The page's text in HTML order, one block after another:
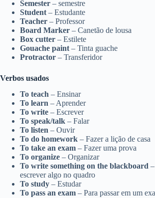
Semester – semestre
Student – Estudante
Teacher – Professor
Board Marker – Canetão de lousa
Box cutter – Estilete
Gouache paint – Tinta guache
Protractor – Transferidor
Verbos usados
To teach – Ensinar
To learn – Aprender
To write – Escrever
To speak/talk – Falar
To listen – Ouvir
To do homework – Fazer a lição de casa
To take an exam – Fazer uma prova
To organize – Organizar
To write something on the blackboard
escrever algo no quadro
To study – Estudar
To pass an exam – Para passar em um